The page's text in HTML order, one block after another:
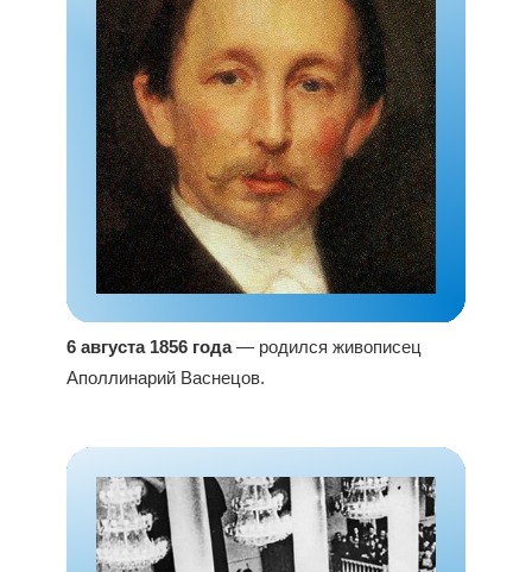
6 августа 1856 года
Аполлинарий Васнецов.